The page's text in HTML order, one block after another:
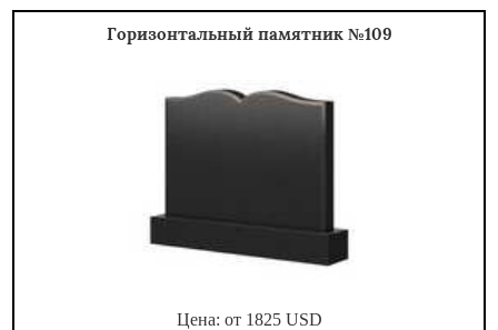
Горизонтальный памятник №109
Цена: от 1825USD